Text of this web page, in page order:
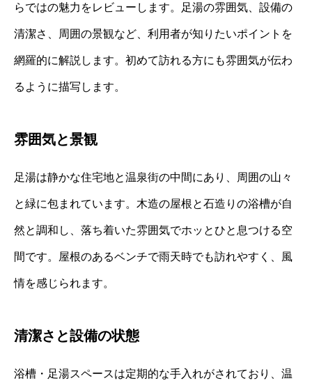
らではの魅力をレビューします。足湯の雰囲気、設備の
清潔さ、周囲の景観など、利用者が知りたいポイントを
網羅的に解説します。初めて訪れる方にも雰囲気が伝わ
るように描写します。
雰囲気と景観
足湯は静かな住宅地と温泉街の中間にあり、周囲の山々
と緑に包まれています。木造の屋根と石造りの浴槽が自
然と調和し、落ち着いた雰囲気でホッとひと息つける空
間です。屋根のあるベンチで雨天時でも訪れやすく、風
情を感じられます。
清潔さと設備の状態
浴槽・足湯スペースは定期的な手入れがされており、温